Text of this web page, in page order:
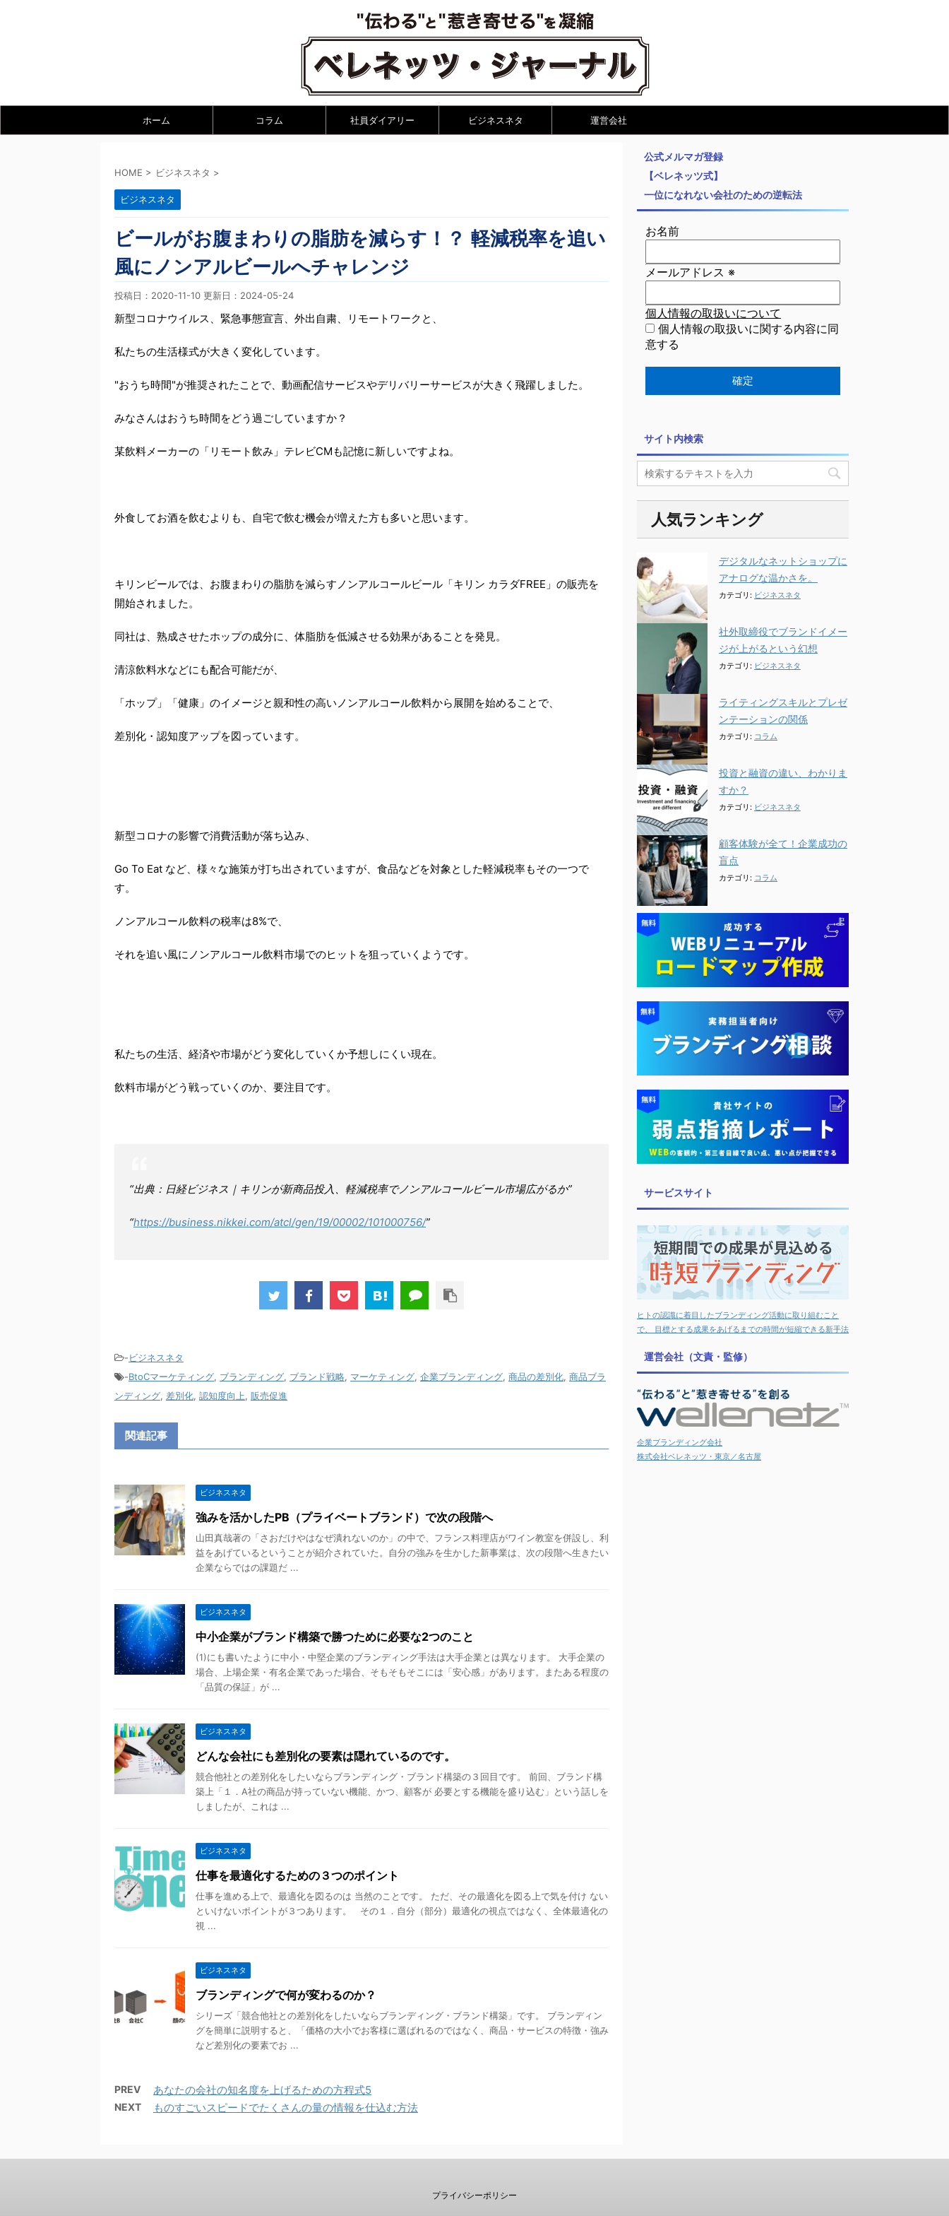
ホーム コラム 社員ダイアリー ビジネスネタ 運営会社
HOME > ビジネスネタ >
ビジネスネタ
ビールがお腹まわりの脂肪を減らす！？ 軽減税率を追い
風にノンアルビールへチャレンジ
投稿日：2020-11-10 更新日： 2024-05-24
新型コロナウイルス、緊急事態宣言、外出自粛、リモートワークと、
私たちの生活様式が大きく変化しています。
"おうち時間"が推奨されたことで、動画配信サービスやデリバリーサービスが大きく飛躍しました。
みなさんはおうち時間をどう過ごしていますか？
某飲料メーカーの「リモート飲み」テレビCMも記憶に新しいですよね。
外食してお酒を飲むよりも、自宅で飲む機会が増えた方も多いと思います。
キリンビールでは、お腹まわりの脂肪を減らすノンアルコールビール「キリン カラダFREE」の販売を
開始されました。
同社は、熟成させたホップの成分に、体脂肪を低減させる効果があることを発見。
清涼飲料水などにも配合可能だが、
「ホップ」「健康」のイメージと親和性の高いノンアルコール飲料から展開を始めることで、
差別化・認知度アップを図っています。
新型コロナの影響で消費活動が落ち込み、
Go To Eat など、様々な施策が打ち出されていますが、食品などを対象とした軽減税率もその一つで
す。
ノンアルコール飲料の税率は8%で、
それを追い風にノンアルコール飲料市場でのヒットを狙っていくようです。
私たちの生活、経済や市場がどう変化していくか予想しにくい現在。
飲料市場がどう戦っていくのか、要注目です。
“出典：日経ビジネス｜キリンが新商品投入、軽減税率でノンアルコールビール市場広がるか”
“https://business.nikkei.com/atcl/gen/19/00002/101000756/”
-ビジネスネタ
-BtoCマーケティング, ブランディング, ブランド戦略, マーケティング, 企業ブランディング, 商品の差別化, 商品ブラ
ンディング, 差別化, 認知度向上, 販売促進
関連記事
ビジネスネタ
強みを活かしたPB（プライベートブランド）で次の段階へ
山田真哉著の「さおだけやはなぜ潰れないのか」の中で、フランス料理店がワイン教室を併設し、利
益をあげているということが紹介されていた。自分の強みを生かした新事業は、次の段階へ生きたい
企業ならではの課題だ ...
ビジネスネタ
中小企業がブランド構築で勝つために必要な2つのこと
(1)にも書いたように中小・中堅企業のブランディング手法は大手企業とは異なります。 大手企業の
場合、上場企業・有名企業であった場合、そもそもそこには「安心感」があります。またある程度の
「品質の保証」が ...
ビジネスネタ
どんな会社にも差別化の要素は隠れているのです。
競合他社との差別化をしたいならブランディング・ブランド構築の３回目です。 前回、ブランド構
築上「１．A社の商品が持っていない機能、かつ、顧客が 必要とする機能を盛り込む」という話しを
しましたが、これは ...
ビジネスネタ
仕事を最適化するための３つのポイント
仕事を進める上で、最適化を図るのは 当然のことです。 ただ、その最適化を図る上で気を付け ない
といけないポイントが３つあります。 その１．自分（部分）最適化の視点ではなく、全体最適化の
視 ...
ビジネスネタ
ブランディングで何が変わるのか？
シリーズ「競合他社との差別化をしたいならブランディング・ブランド構築」です。 ブランディン
グを簡単に説明すると、「価格の大小でお客様に選ばれるのではなく、商品・サービスの特徴・強み
など差別化の要素でお ...
PREV あなたの会社の知名度を上げるための方程式5
NEXT ものすごいスピードでたくさんの量の情報を仕込む方法
公式メルマガ登録
【ベレネッツ式】
一位になれない会社のための逆転法
お名前
メールアドレス ※
個人情報の取扱いについて
個人情報の取扱いに関する内容に同
意する
サイト内検索
人気ランキング
デジタルなネットショップに
アナログな温かさを。
カテゴリ: ビジネスネタ
社外取締役でブランドイメー
ジが上がるという幻想
カテゴリ: ビジネスネタ
ライティングスキルとプレゼ
ンテーションの関係
カテゴリ: コラム
投資と融資の違い、わかりま
すか？
カテゴリ: ビジネスネタ
顧客体験が全て！企業成功の
盲点
カテゴリ: コラム
サービスサイト
ヒトの認識に着目したブランディング活動に取り組むこと
で、 目標とする成果をあげるまでの時間が短縮できる新手法
運営会社（文責・監修）
企業ブランディング会社
株式会社ベレネッツ・東京／名古屋
プライバシーポリシー